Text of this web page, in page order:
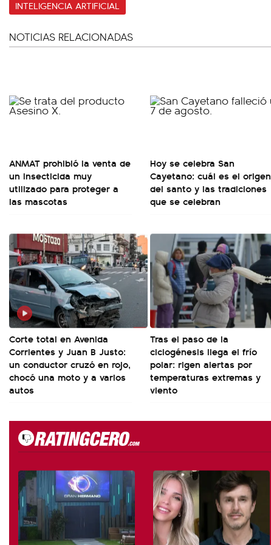
INTELIGENCIA ARTIFICIAL
NOTICIAS RELACIONADAS
ANMAT prohibió la venta de
un insecticida muy
utilizado para proteger a
las mascotas
Hoy se celebra San
Cayetano: cuál es el origen
del santo y las tradiciones
que se celebran
Corte total en Avenida
Corrientes y Juan B Justo:
un conductor cruzó en rojo,
chocó una moto y a varios
autos
Tras el paso de la
ciclogénesis llega el frío
polar: rigen alertas por
temperaturas extremas y
viento